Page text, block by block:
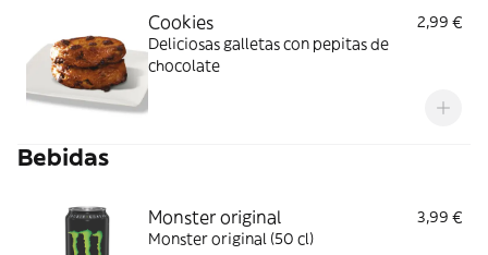
Cookies
2,99 €
Deliciosas galletas con pepitas de
chocolate
Bebidas
Monster original
3,99 €
Monster original (50 cl)